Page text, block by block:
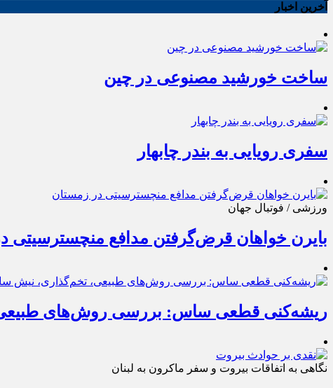
آخرین اخبار
ساخت خورشید مصنوعی در چین
سفری رویایی به بندر چابهار
ورزشی / فوتبال جهان
بایرن خواهان قرض‌گرفتن مدافع منچسترسیتی
ریشه‌کنی قطعی ساس: بررسی روش‌های
نگاهی به اتفاقات بیروت و سفر ماکرون به لبنان